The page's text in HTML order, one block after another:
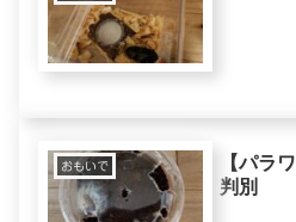
おもいで
【パラ
判別